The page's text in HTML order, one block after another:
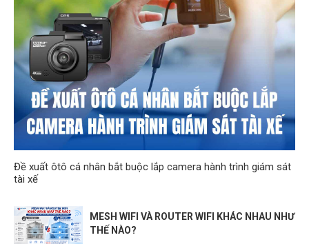
Đề xuất ôtô cá nhân bắt buộc lắp camera hành trình giám sát
tài xế
MESH WIFI VÀ ROUTER WIFI KHÁC NHAU NHƯ
THẾ NÀO?